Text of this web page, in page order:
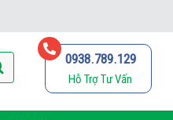
0938.789.129
Hỗ Trợ Tư Vấn